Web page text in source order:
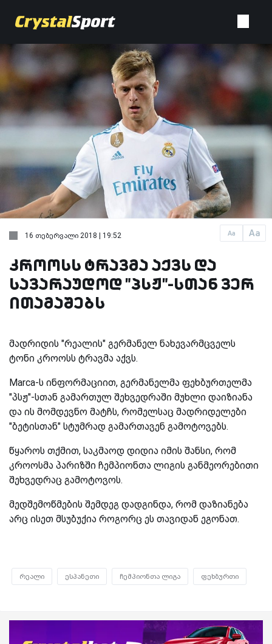
Aa Aa
16 თებერვალი 2018 | 19:52
კროოსს ტრავმა აქვს და
სავარაუდოდ "პსჟ"-სთან ვერ
ითამაშებს
მადრიდის "რეალის" გერმანელ ნახევარმცველს
ტონი კროოსს ტრავმა აქვს.
Marca-ს ინფორმაციით, გერმანელმა ფეხბურთელმა
"პსჟ"-სთან გამართულ შეხვედრაში მუხლი დაიზიანა
და ის მომდევნო მატჩს, რომელსაც მადრიდელები
"ბეტისთან" სტუმრად გამართავენ გამოტოვებს.
წყაროს თქმით, საკმაოდ დიდია იმის შანსი, რომ
კროოსმა პარიზში ჩემპიონთა ლიგის განმეორებითი
შეხვედრაც გამოტოვოს.
მედშემოწმების შემდეგ დადგინდა, რომ დაზიანება
არც ისეთ მსუბუქია როგორც ეს თავიდან ეგონათ.
რეალი ესპანეთი ჩემპიონთა ლიგა ფეხბურთი